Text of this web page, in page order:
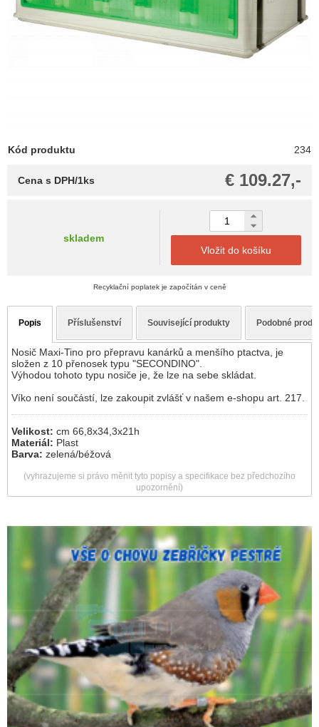
Kód produktu 234
€ 109.27,-
Cena s DPH/1ks
skladem
Vložit do košíku
Recyklační poplatek je započítán v ceně
Popis Příslušenství Související produkty Podobné
Nosič Maxi-Tino pro přepravu kanárků a menšího ptactva, je
složen z 10 přenosek typu "SECONDINO".
Výhodou tohoto typu nosiče je, že lze na sebe skládat.
Víko není součástí, lze zakoupit zvlášť v našem e-shopu art. 217.
Velikost: cm 66,8x34,3x21h
Materiál: Plast
Barva: zelená/béžová
(vyhrazujeme si právo měnit tyto popisy a specifikace bez předchozího
upozornění)